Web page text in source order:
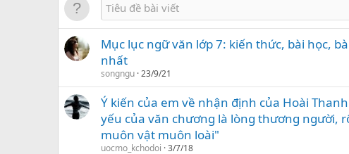
Mục lục ngữ văn lớp 7: kiến thức, bài học,
nhất
songngu 23/9/21
Ý kiến của em về nhận định của Hoài
yếu của văn chương là lòng thương người,
muôn vật muôn loài"
uocmo_kchodoi 3/7/18